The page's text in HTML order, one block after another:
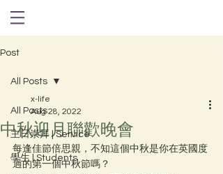
Post
All Posts
主日崇拜 | Service
學生 | Students
All Posts
中秋迎月聯歡晚會
x-life
Aug 28, 2022
每逢佳節倍思親，不知這個中秋是你在英國度
過的第一個中秋節嗎？